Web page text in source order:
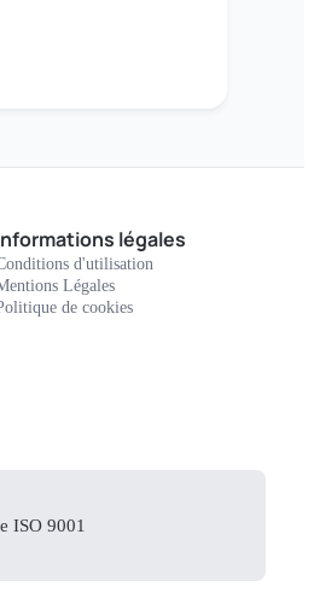
légales
d'utilisation
Légales
de cookies
ISO 9001